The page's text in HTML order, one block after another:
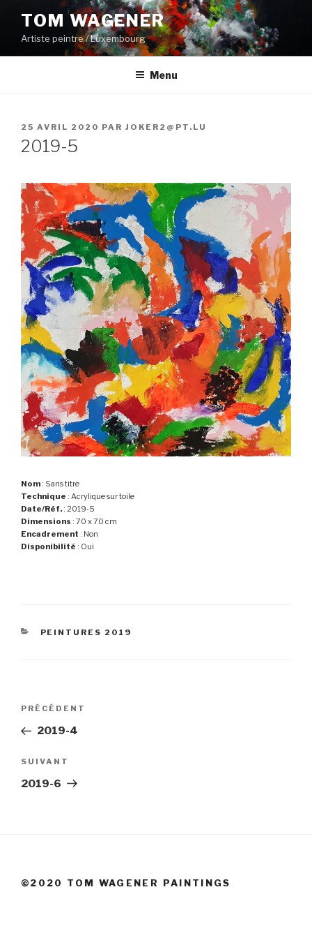
contenu
principal
TOM WAGENER
Artiste peintre / Luxembourg
Menu
PUBLIÉ
LE
25 AVRIL 2020 PAR JOKER2@PT.LU
2019-5
Nom : Sans titre
Technique : Acrylique sur toile
Date/Réf. : 2019-5
Dimensions : 70 x 70 cm
Encadrement : Non
Disponibilité : Oui
CATÉGORIES
PEINTURES 2019
Navigation
l’article
Article
précédent
PRÉCÉDENT
2019-4
Article
suivant
SUIVANT
2019-6
©2020 TOM WAGENER PAINTINGS